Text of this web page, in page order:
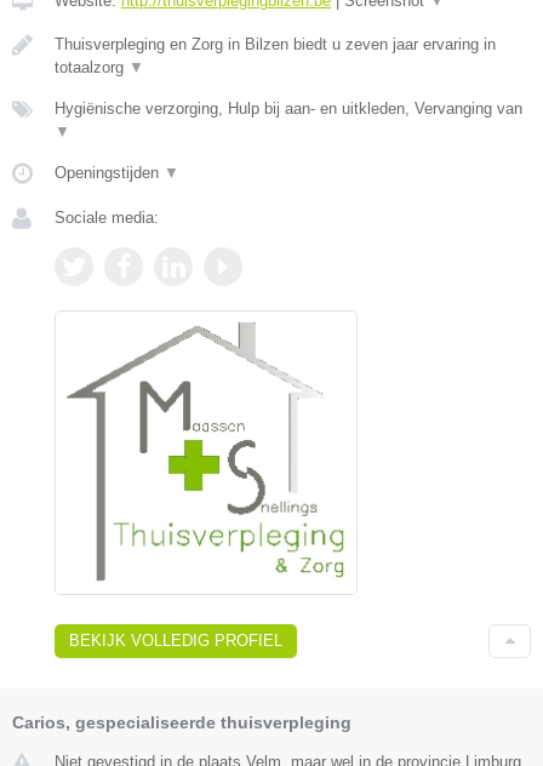
Thuisverpleging en Zorg in Bilzen biedt u zeven jaar ervaring in
totaalzorg ▼
Hygiënische verzorging, Hulp bij aan- en uitkleden, Vervanging van
▼
Openingstijden ▼
Sociale media:
BEKIJK VOLLEDIG PROFIEL
Carios, gespecialiseerde thuisverpleging
Niet gevestigd in de plaats Velm, maar wel in de provincie Limburg.